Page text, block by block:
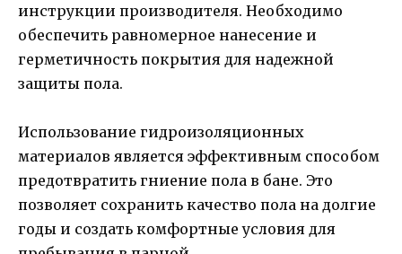
инструкции производителя. Необходимо
обеспечить равномерное нанесение и
герметичность покрытия для надежной
защиты пола.
Использование гидроизоляционных
материалов является эффективным способом
предотвратить гниение пола в бане. Это
позволяет сохранить качество пола на долгие
годы и создать комфортные условия для